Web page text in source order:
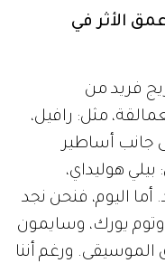
الأثر في
فريد من
مثل: رافيل،
جانب أساطير
هوليداي،
أما اليوم، فنحن نجد
وتوم يورك، وسايمون
ورغم أننا